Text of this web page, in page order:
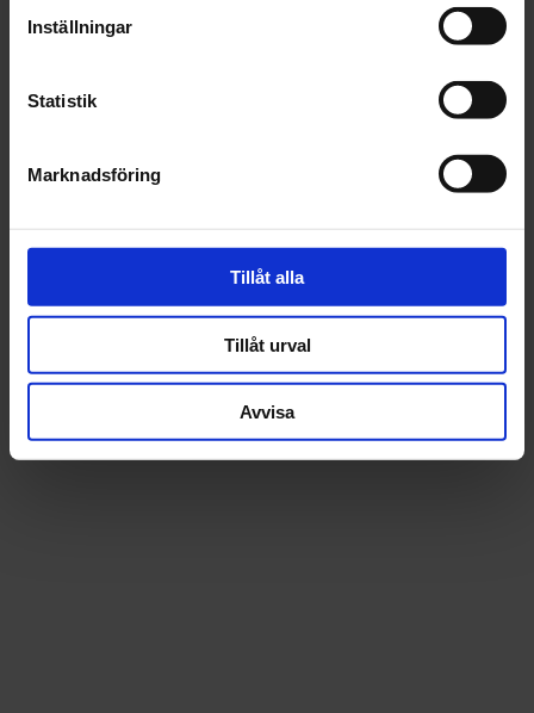
Inställningar
Statistik
Marknadsföring
Tillåt alla
Tillåt urval
Avvisa
Fråga om produkt
Recensioner